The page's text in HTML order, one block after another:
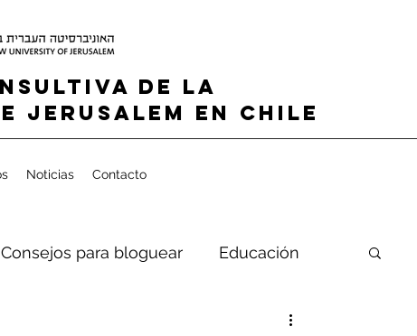
DE LA
de jerusalem en CHILE
Noticias Contacto
Consejos para bloguear Educación